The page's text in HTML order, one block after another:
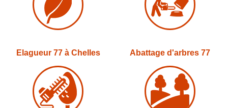
Elagueur 77 à Chelles Abattage d'arbres 77